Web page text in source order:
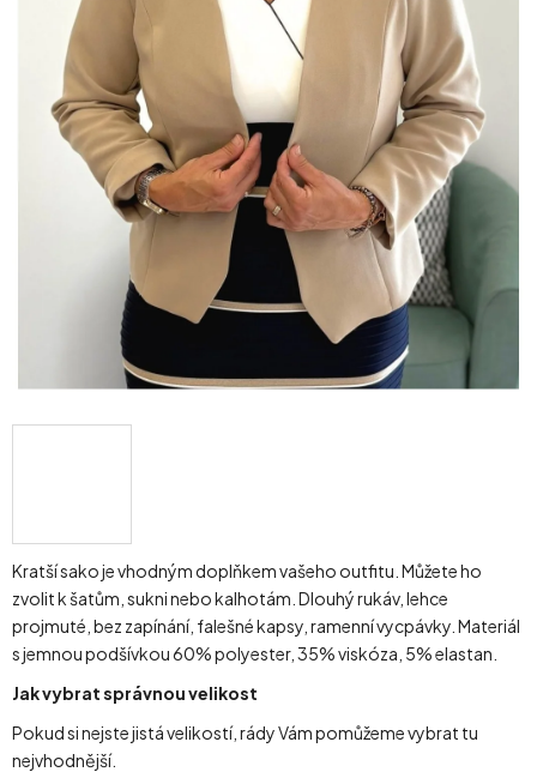
Kratší sako je vhodným doplňkem vašeho outfitu. Můžete ho
zvolit k šatům, sukni nebo kalhotám. Dlouhý rukáv, lehce
projmuté, bez zapínání, falešné kapsy, ramenní vycpávky. Materiál
s jemnou podšívkou 60% polyester, 35% viskóza, 5% elastan.
Jak vybrat správnou velikost
Pokud si nejste jistá velikostí, rády Vám pomůžeme vybrat tu
nejvhodnější.